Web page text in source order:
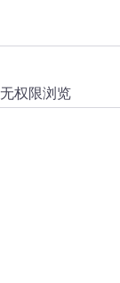
无权限浏览